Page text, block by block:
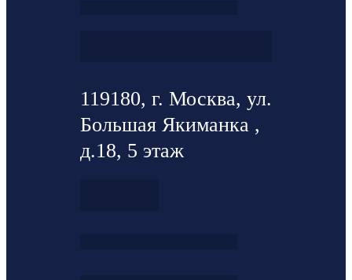
119180, г. Москва, ул.
Большая Якиманка ,
д.18, 5 этаж